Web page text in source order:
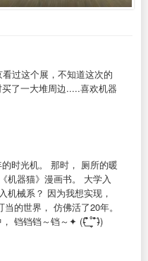
过这个展，不知道这次的
了一大堆周边.....喜欢机器
时光机。 那时， 厕所的暖
机器猫》漫画书。 大学入
机械系？ 因为我想实现，
的世界， 仿佛活了20年。
铛铛铛～铛～✦ ((̵̵́ ̆͒͟˚̩̭ ̆͒)̵̵̀)